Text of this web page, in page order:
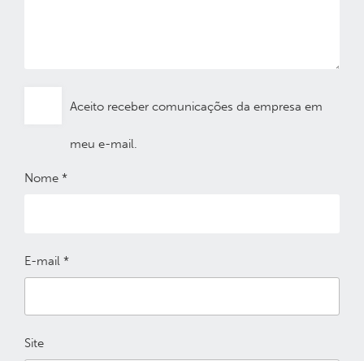
Aceito receber comunicações da empresa em
meu e-mail.
Nome *
E-mail *
Site